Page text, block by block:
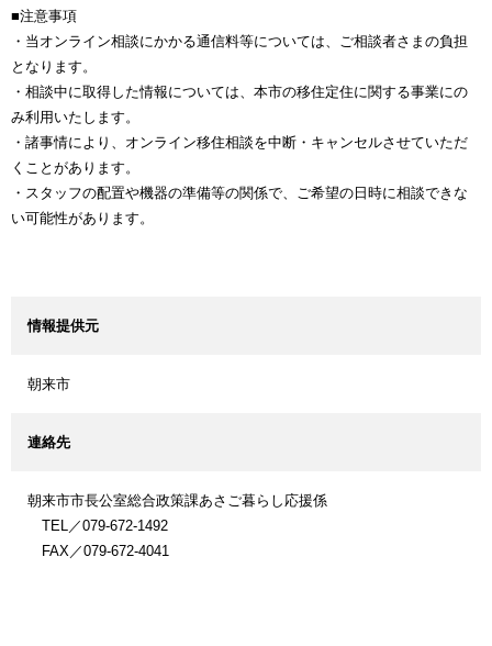
■注意事項
・当オンライン相談にかかる通信料等については、ご相談者さまの負担
となります。
・相談中に取得した情報については、本市の移住定住に関する事業にの
み利用いたします。
・諸事情により、オンライン移住相談を中断・キャンセルさせていただ
くことがあります。
・スタッフの配置や機器の準備等の関係で、ご希望の日時に相談できな
い可能性があります。
情報提供元
朝来市
連絡先
朝来市市長公室総合政策課あさご暮らし応援係
TEL／079-672-1492
FAX／079-672-4041